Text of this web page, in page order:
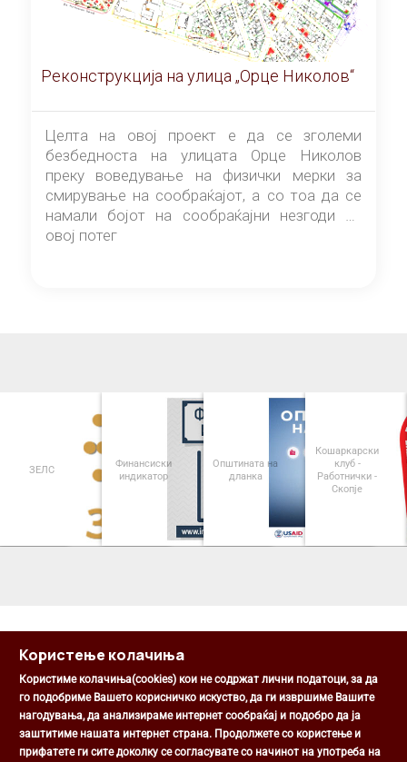
Реконструкција на улица „Орце Николов“
Целта на овој проект е да се зголеми
безбедноста на улицата Орце Николов
преку воведување на физички мерки за
смирување на сообраќајот, а со тоа да се
намали бојот на сообраќајни незгоди на
овој потег
ЗЕЛС
Финансиски
индикатор
Општината на
дланка
Кошаркарски
клуб -
Работнички -
Скопје
Општина Центар
Михаил Цоков бр. 1, Скопје
Користење колачиња
Користиме колачиња(cookies) кои не содржат лични податоци, за да
го подобриме Вашето корисничко искуство, да ги извршиме Вашите
нагодувања, да анализираме интернет сообраќај и подобро да ја
заштитиме нашата интернет страна. Продолжете со користење и
прифатете ги сите доколку се согласувате со начинот на употреба на